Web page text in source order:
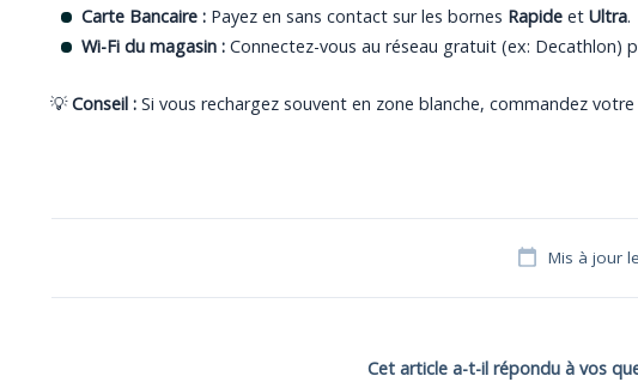
Carte Bancaire : Payez en sans contact sur les bornes Rapide et Ultra.
Wi-Fi du magasin : Connectez-vous au réseau gratuit (ex: Decathlon)
💡Conseil : Si vous rechargez souvent en zone blanche, commandez votre
Mis à jour
Cet article a-t-il répondu à vos